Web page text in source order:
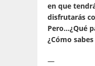
en que
disfrutarás
Pero…¿Qué
¿Cómo
—